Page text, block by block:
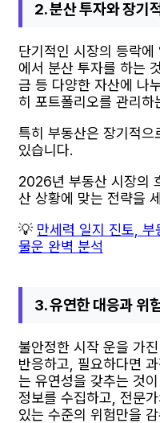
2. 분산 투자와 장기
단기적인 시장의 등락
에서 분산 투자를 하는
금 등 다양한 자산에 나
히 포트폴리오를 관리하
특히 부동산은 장기적
있습니다.
2026년 부동산 시장의
산 상황에 맞는 전략을
💡 만세력 일지 진토,
물운 완벽 분석
3. 유연한 대응과 위
불안정한 시작 운을 가
반응하고, 필요하다면
는 유연성을 갖추는 것
정보를 수집하고, 전문
있는 수준의 위험만을